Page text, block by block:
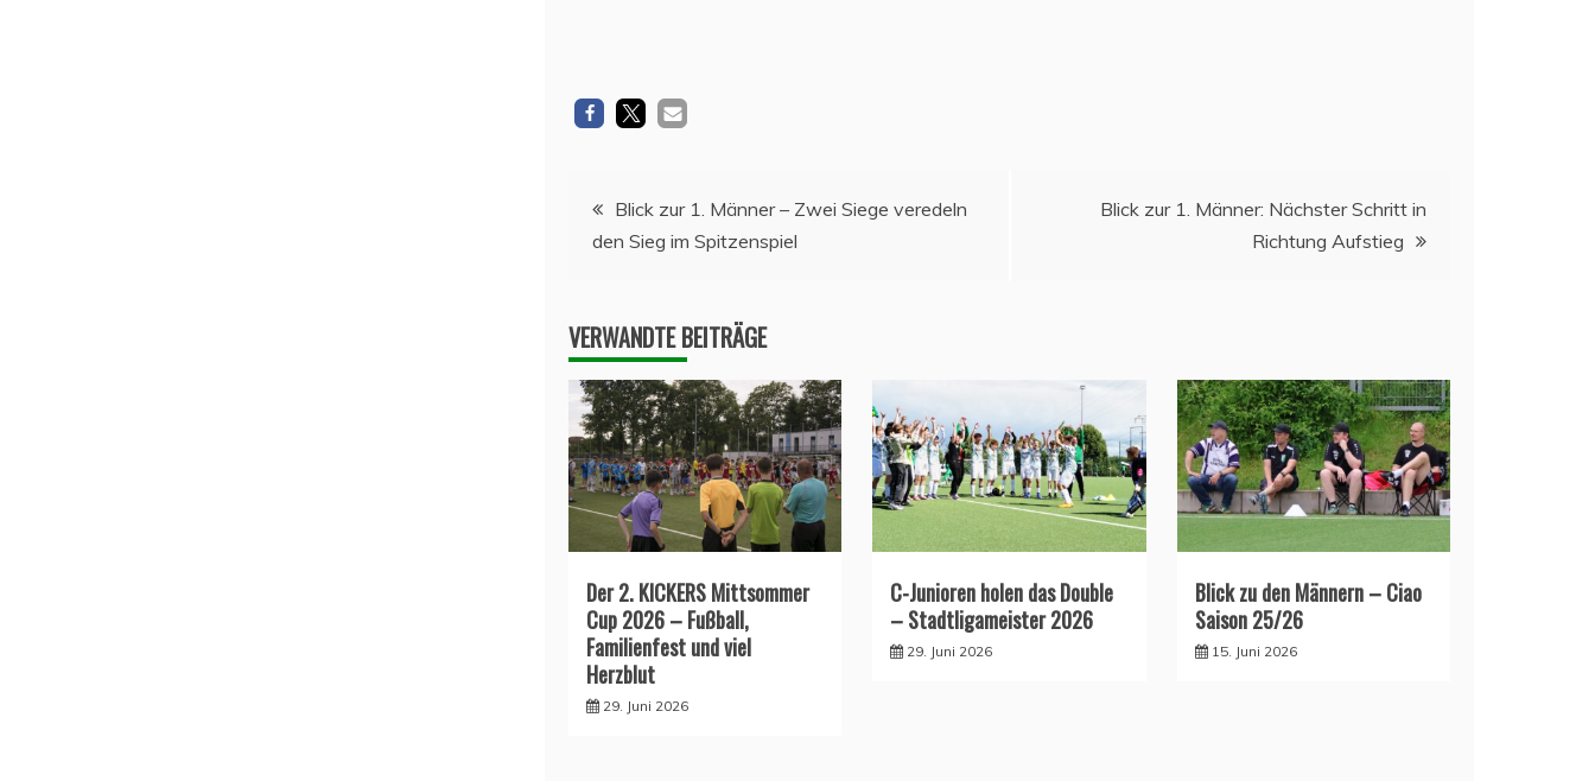
Beitragsnavigation
Blick zur 1. Männer – Zwei Siege veredeln
den Sieg im Spitzenspiel
Blick zur 1. Männer: Nächster Schritt in
Richtung Aufstieg
VERWANDTE BEITRÄGE
Der 2. KICKERS Mittsommer
Cup 2026 – Fußball,
Familienfest und viel
Herzblut
29. Juni 2026
C-Junioren holen das Double
– Stadtligameister 2026
29. Juni 2026
Blick zu den Männern – Ciao
Saison 25/26
15. Juni 2026